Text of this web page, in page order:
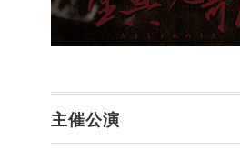
主催公演